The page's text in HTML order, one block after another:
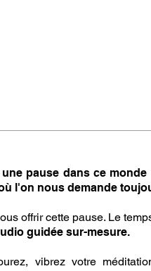
pause dans ce
l'on nous demande
offrir cette pause. Le
guidée sur-mesure.
vibrez votre